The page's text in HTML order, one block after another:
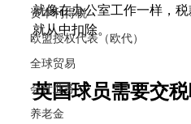
资本利得税
欧盟授权代表（欧代）
全球贸易
会计业务
养老金
就像在办公室工作一样，
就从中扣除。
英国球员需要交税